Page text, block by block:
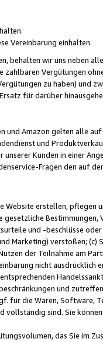
Vereinbarung einhalten.
behalten wir uns neben
zahlbaren Vergütungen
zu haben) und
für darüber
und Amazon gelten alle
und
Kunden in einer
Fragen den auf
Website erstellen, pflegen
Bestimmungen,
und -beschlüsse
Marketing) verstoßen; (c)
der Teilnahme am
nicht ausdrücklich
und
für die Waren, Software,
vollständig sind. Sie
das Sie im